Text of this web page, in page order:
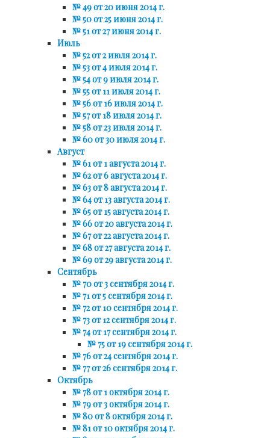
№ 49 от 20 июня 2014 г.
№ 50 от 25 июня 2014 г.
№ 51 от 27 июня 2014 г.
Июль
№ 52 от 2 июля 2014 г.
№ 53 от 4 июля 2014 г.
№ 54 от 9 июля 2014 г.
№ 55 от 11 июля 2014 г.
№ 56 от 16 июля 2014 г.
№ 57 от 18 июля 2014 г.
№ 58 от 23 июля 2014 г.
№ 60 от 30 июля 2014 г.
Август
№ 61 от 1 августа 2014 г.
№ 62 от 6 августа 2014 г.
№ 63 от 8 августа 2014 г.
№ 64 от 13 августа 2014 г.
№ 65 от 15 августа 2014 г.
№ 66 от 20 августа 2014 г.
№ 67 от 22 августа 2014 г.
№ 68 от 27 августа 2014 г.
№ 69 от 29 августа 2014 г.
Сентябрь
№ 70 от 3 сентября 2014 г.
№ 71 от 5 сентября 2014 г.
№ 72 от 10 сентября 2014 г.
№ 73 от 12 сентября 2014 г.
№ 74 от 17 сентября 2014 г.
№ 75 от 19 сентября 2014 г.
№ 76 от 24 сентября 2014 г.
№ 77 от 26 сентября 2014 г.
Октябрь
№ 78 от 1 октября 2014 г.
№ 79 от 3 октября 2014 г.
№ 80 от 8 октября 2014 г.
№ 81 от 10 октября 2014 г.